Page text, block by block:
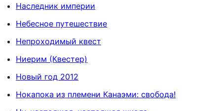
Наследник империи
Небесное путешествие
Непроходимый квест
Ниерим (Квестер)
Новый год 2012
Нокапока из племени Канаэми: свобода!